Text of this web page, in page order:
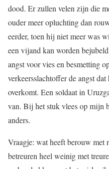
dood. Er zullen velen zijn die
ouder meer opluchting dan
eerder, toen hij niet meer was
een vijand kan worden
angst voor vies en besmetting
verkeersslachtoffer de angst
overkomt. Een soldaat in
van. Bij het stuk vlees op mijn
anders.
Vraagje: wat heeft berouw
betreuren heel weinig met